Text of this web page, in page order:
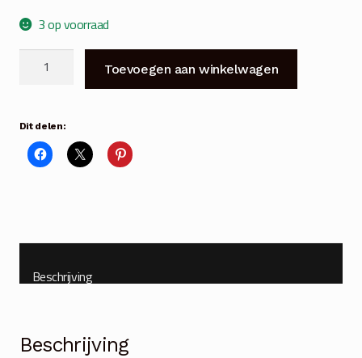
3 op voorraad
gestreept
130x160
cm
Toevoegen aan winkelwagen
Dit delen:
Beschrijving
Beschrijving